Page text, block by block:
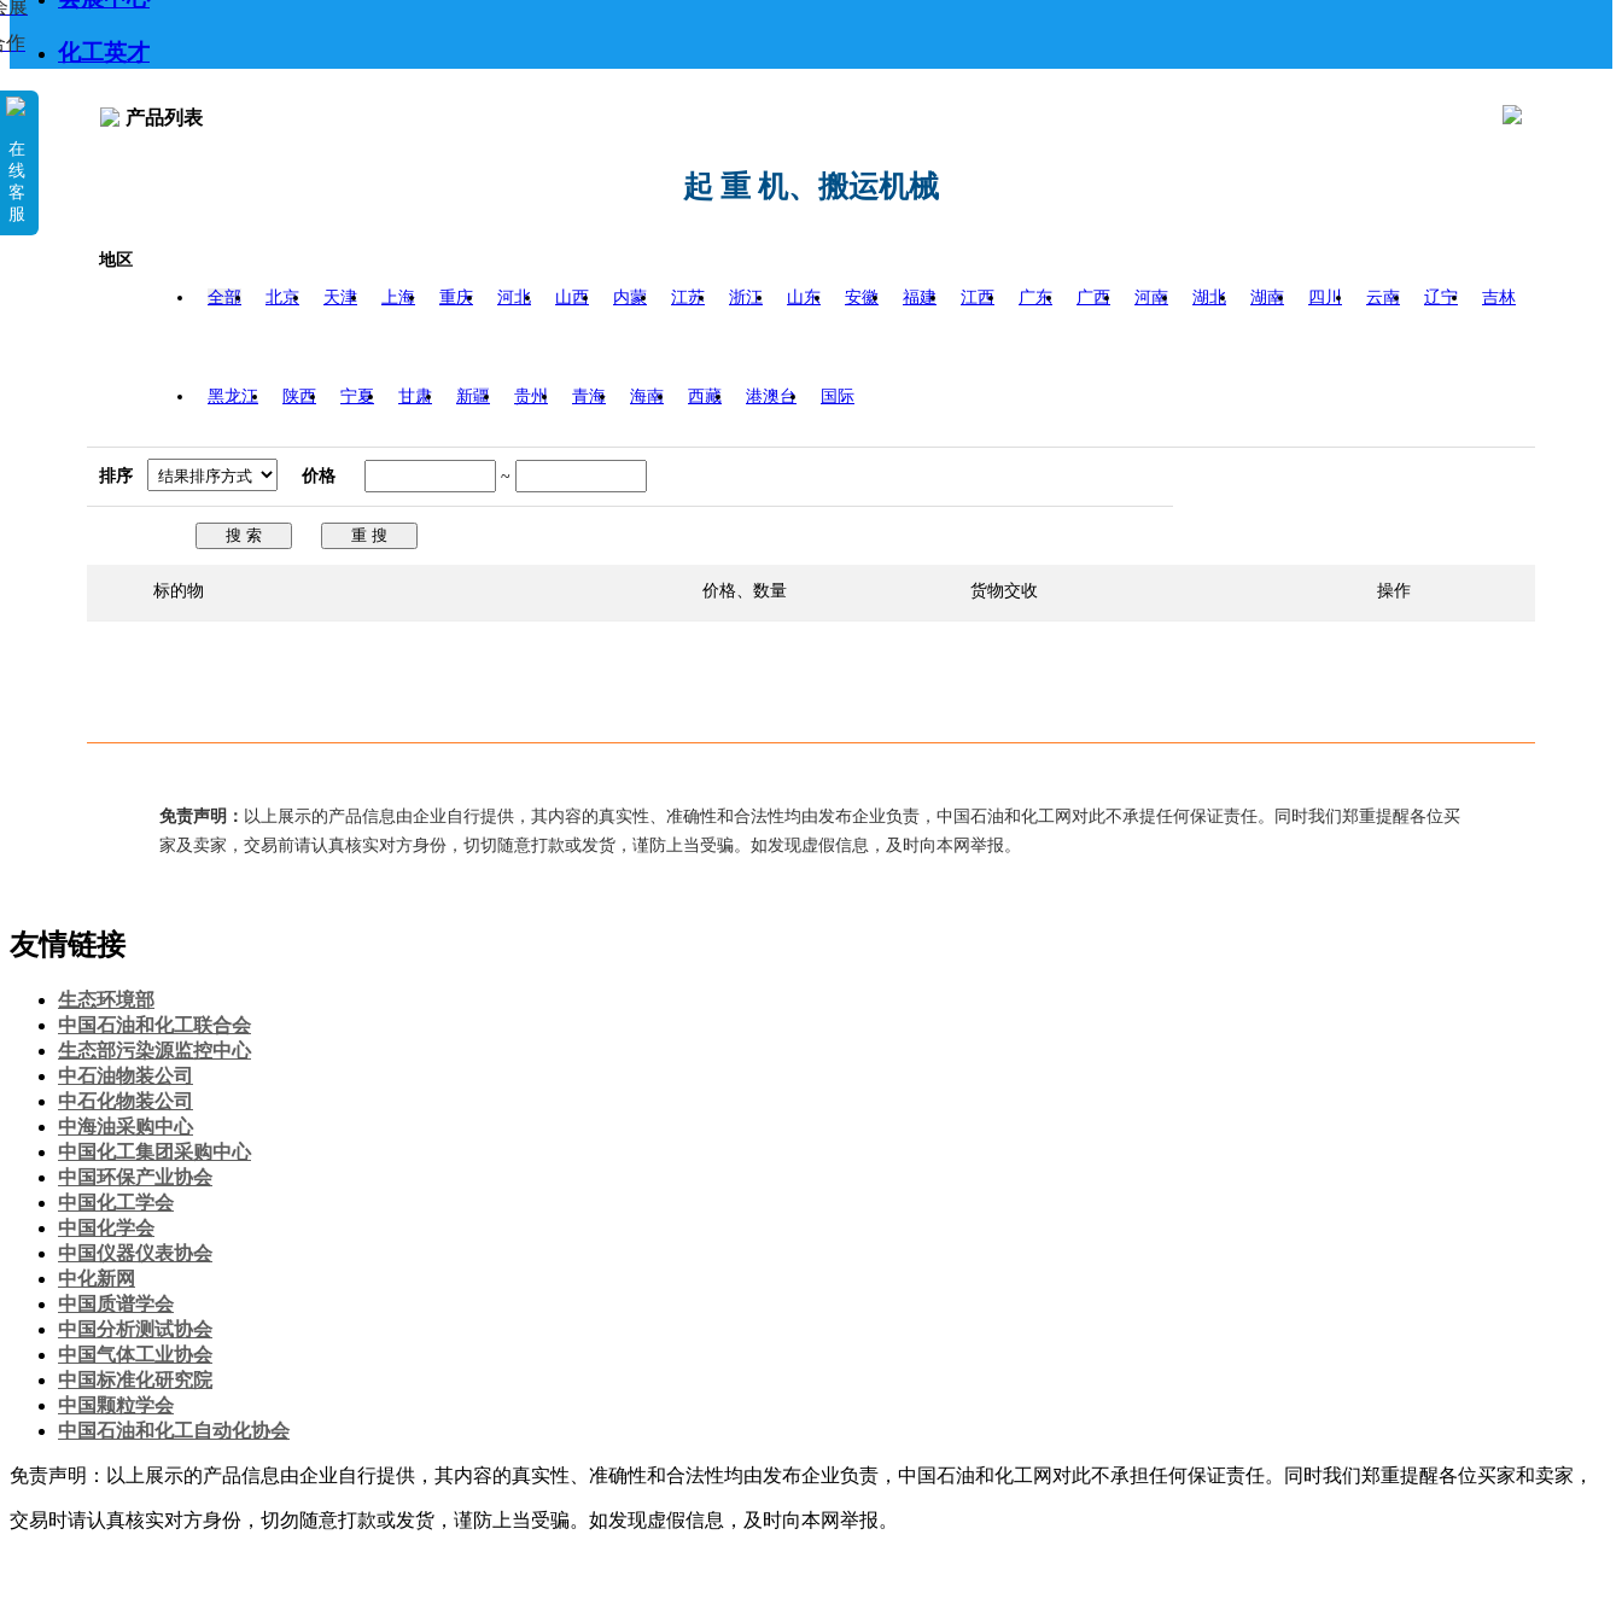
化工英才
展
作
在
线
客
服
产品列表
起 重 机、搬运机械
地区
全部 北京 天津 上海 重庆 河北 山西 内蒙 江苏 浙江 山东 安徽 福建 江西 广东 广西 河南 湖北 湖南 四川 云南 辽宁 吉林
黑龙江 陕西 宁夏 甘肃 新疆 贵州 青海 海南 西藏 港澳台 国际
排序 价格 ~
标的物 价格、数量 货物交收 操作
免责声明： 以上展示的产品信息由企业自行提供，其内容的真实性、准确性和合法性均由发布企业负责，中国石油和化工网对此不承提任何保证责任。同时我们郑重提醒各位买
家及卖家，交易前请认真核实对方身份，切切随意打款或发货，谨防上当受骗。如发现虚假信息，及时向本网举报。
友情链接
生态环境部
中国石油和化工联合会
生态部污染源监控中心
中石油物装公司
中石化物装公司
中海油采购中心
中国化工集团采购中心
中国环保产业协会
中国化工学会
中国化学会
中国仪器仪表协会
中化新网
中国质谱学会
中国分析测试协会
中国气体工业协会
中国标准化研究院
中国颗粒学会
中国石油和化工自动化协会
免责声明：以上展示的产品信息由企业自行提供，其内容的真实性、准确性和合法性均由发布企业负责，中国石油和化工网对此不承担任何保证责任。同时我们郑重提醒各位买家和卖家，
交易时请认真核实对方身份，切勿随意打款或发货，谨防上当受骗。如发现虚假信息，及时向本网举报。